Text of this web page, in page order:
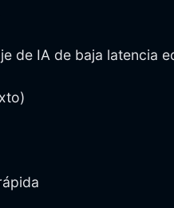
de IA de baja latencia